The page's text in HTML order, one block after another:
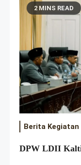
2 MINS READ
Berita Kegiatan
DPW LDII